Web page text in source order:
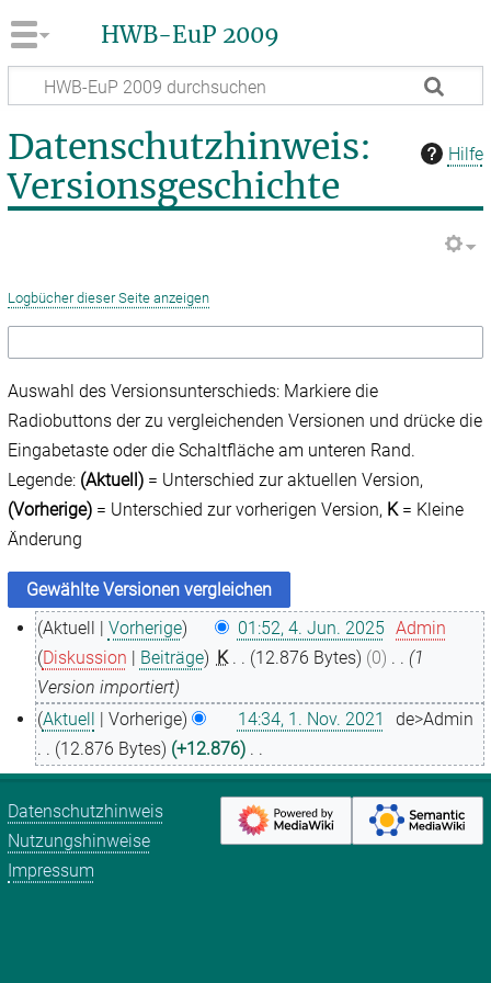
HWB-EuP 2009
Hilfe
Datenschutzhinweis:
Versionsgeschichte
Logbücher dieser Seite anzeigen
Auswahl des Versionsunterschieds: Markiere die
Radiobuttons der zu vergleichenden Versionen und drücke die
Eingabetaste oder die Schaltfläche am unteren Rand.
Legende: (Aktuell) = Unterschied zur aktuellen Version,
(Vorherige) = Unterschied zur vorherigen Version, K= Kleine
Änderung
J
n
2
0
2
Aktuell Vorherige 01:52, 4. Jun. 2025 Admin
Diskussion
Beiträge K 12.876 Bytes 0
1
Version importiert
.
N
o
v
e
Aktuell Vorherige 14:34, 1. Nov. 2021
de>Admin
12.876 Bytes
+12.876
K
e
i
n
Datenschutzhinweis
Nutzungshinweise
Impressum